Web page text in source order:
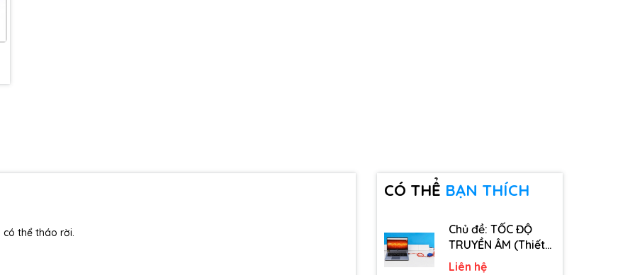
thể tháo rời.
CÓ THỂ BẠN THÍCH
Chủ đề: TỐC ĐỘ
TRUYỀN ÂM (Thiết
bị, dụng cụ, vật tư
Liên hệ